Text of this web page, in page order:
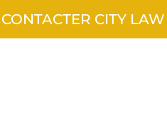
CONTACTER CITY